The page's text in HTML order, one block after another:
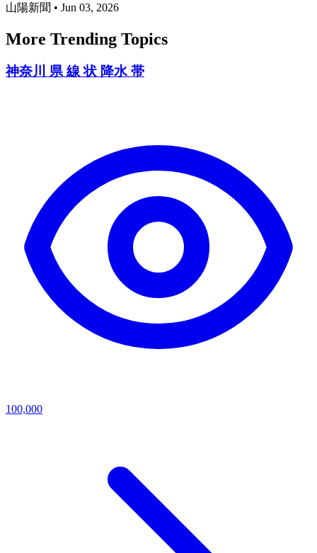
山陽新聞 • Jun 03, 2026
More Trending Topics
神奈川 県 線 状 降水 帯
100,000